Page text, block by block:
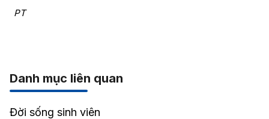
PT
Danh mục liên quan
Đời sống sinh viên